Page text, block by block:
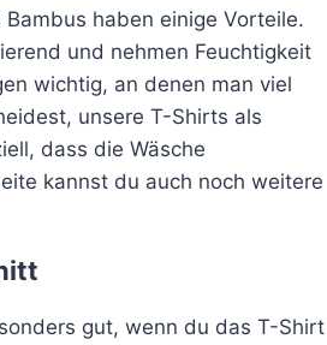
haben einige Vorteile.
und nehmen Feuchtigkeit
wichtig, an denen man viel
unsere T-Shirts als
dass die Wäsche
kannst du auch noch weitere
gut, wenn du das T-Shirt